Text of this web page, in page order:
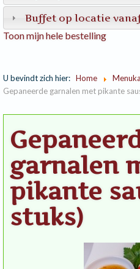
Buffet op locatie
Toon mijn hele bestelling
U bevindt zich hier: Home
Gepaneerde garnalen met pikante
garnalen
pikante
stuks)